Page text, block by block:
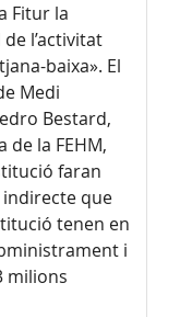
Fitur la
l’activitat
baixa». El
Medi
Bestard,
la FEHM,
faran
indirecte que
tenen en
i
milions